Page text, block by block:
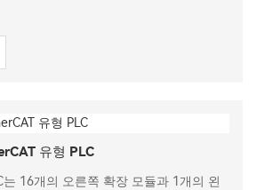
유형 PLC
는 16개의 오른쪽 확장 모듈과 1개의 왼